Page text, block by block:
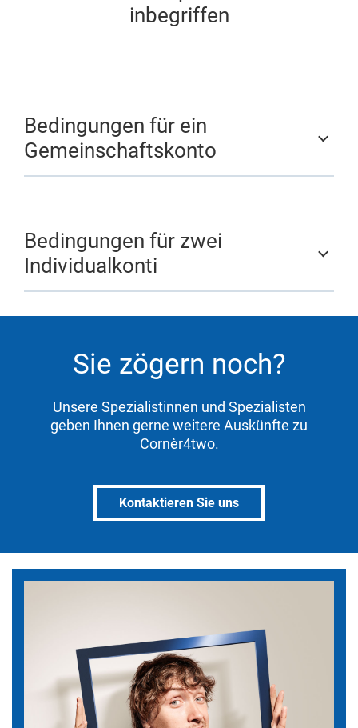
inbegriffen
Bedingungen für ein
Gemeinschaftskonto
Bedingungen für zwei
Individualkonti
Sie zögern noch?
Unsere Spezialistinnen und Spezialisten
geben Ihnen gerne weitere Auskünfte zu
Cornèr4two.
Kontaktieren Sie uns